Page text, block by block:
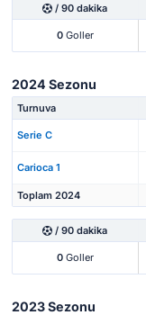
/ 90 dakika
0Goller
2024 Sezonu
Turnuva
Serie C
Carioca 1
Toplam 2024
/ 90 dakika
0Goller
2023 Sezonu